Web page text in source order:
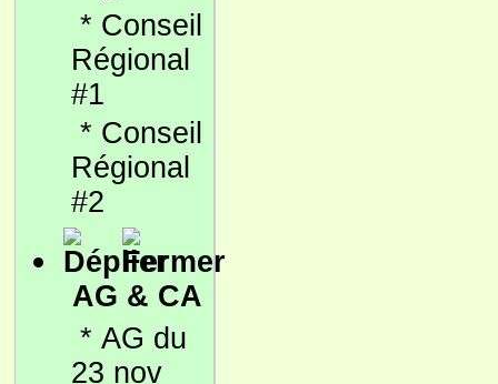
* Conseil
Régional
#1
* Conseil
Régional
#2
AG & CA
* AG du
23 nov